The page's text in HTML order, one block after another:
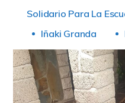
Solidario Para La
Iñaki Granda